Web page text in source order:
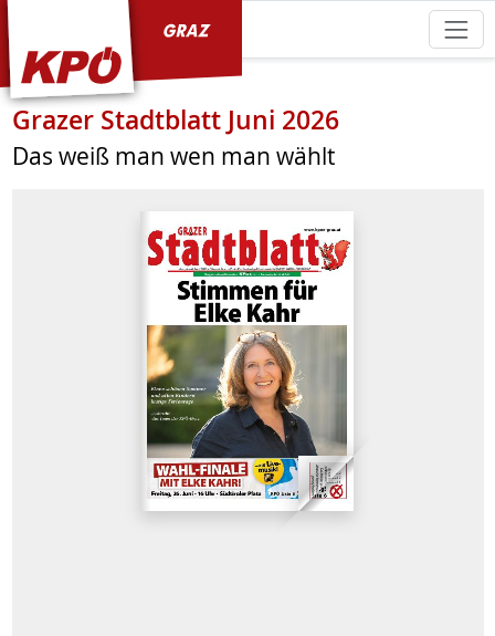
Grazer Stadtblatt Juni 2026
Das weiß man wen man wählt